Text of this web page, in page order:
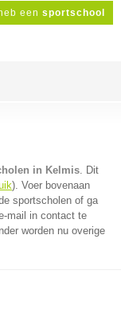
een sportschool
in Kelmis. Dit
). Voer bovenaan
sportscholen of ga
mail in contact te
worden nu overige